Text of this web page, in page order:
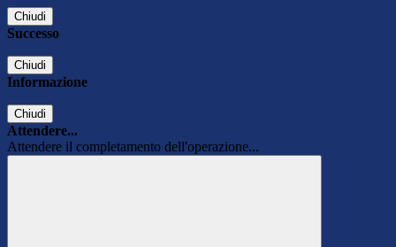
Chiudi
Successo
Chiudi
Informazione
Chiudi
Attendere...
Attendere il completamento dell'operazione...